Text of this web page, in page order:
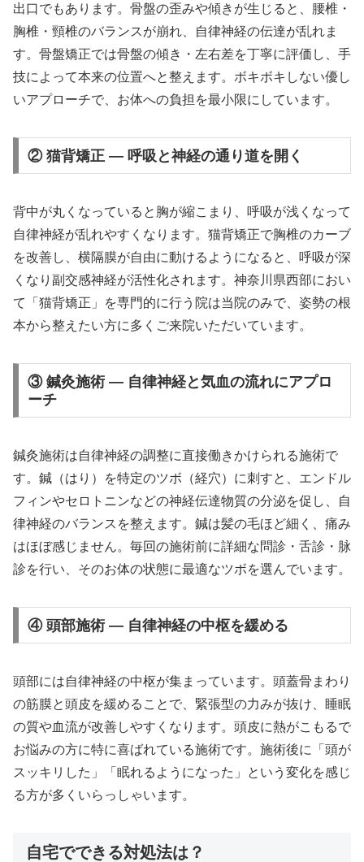
出口でもあります。骨盤の歪みや傾きが生じると、腰椎・
胸椎・頸椎のバランスが崩れ、自律神経の伝達が乱れま
す。骨盤矯正では骨盤の傾き・左右差を丁寧に評価し、手
技によって本来の位置へと整えます。ボキボキしない優し
いアプローチで、お体への負担を最小限にしています。
② 猫背矯正 — 呼吸と神経の通り道を開く
背中が丸くなっていると胸が縮こまり、呼吸が浅くなって
自律神経が乱れやすくなります。猫背矯正で胸椎のカーブ
を改善し、横隔膜が自由に動けるようになると、呼吸が深
くなり副交感神経が活性化されます。神奈川県西部におい
て「猫背矯正」を専門的に行う院は当院のみで、姿勢の根
本から整えたい方に多くご来院いただいています。
③ 鍼灸施術 — 自律神経と気血の流れにアプロ
ーチ
鍼灸施術は自律神経の調整に直接働きかけられる施術で
す。鍼（はり）を特定のツボ（経穴）に刺すと、エンドル
フィンやセロトニンなどの神経伝達物質の分泌を促し、自
律神経のバランスを整えます。鍼は髪の毛ほど細く、痛み
はほぼ感じません。毎回の施術前に詳細な問診・舌診・脉
診を行い、そのお体の状態に最適なツボを選んでいます。
④ 頭部施術 — 自律神経の中枢を緩める
頭部には自律神経の中枢が集まっています。頭蓋骨まわり
の筋膜と頭皮を緩めることで、緊張型の力みが抜け、睡眠
の質や血流が改善しやすくなります。頭皮に熱がこもるで
お悩みの方に特に喜ばれている施術です。施術後に「頭が
スッキリした」「眠れるようになった」という変化を感じ
る方が多くいらっしゃいます。
自宅でできる対処法は？